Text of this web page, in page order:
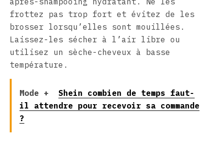
frottez pas trop fort et évitez de les
brosser lorsqu’elles sont mouillées.
Laissez-les sécher à l’air libre ou
utilisez un sèche-cheveux à basse
température.
Mode +
Shein combien de temps faut-
il attendre pour recevoir sa commande
?